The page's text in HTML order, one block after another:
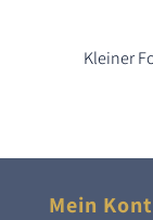
Kleiner
Mein